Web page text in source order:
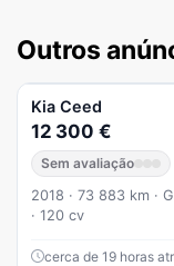
Outros
Kia Ceed
12 300 €
Sem avaliação
2018 · 73 883 km ·
· 120 cv
cerca de 19 horas